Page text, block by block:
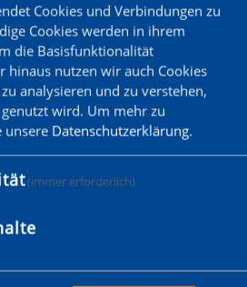
Sportanlage
Cookies und Verbindungen zu
Cookies werden in ihrem
die Basisfunktionalität
hinaus nutzen wir auch Cookies
analysieren und zu verstehen,
wird. Um mehr zu
unsere Datenschutzerklärung.
(immer erforderlich)